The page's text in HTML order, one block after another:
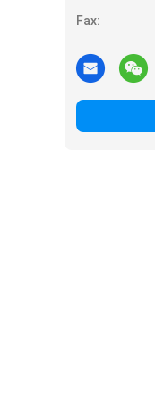
Fax: